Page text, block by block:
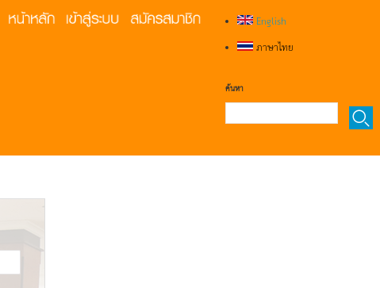
English
ภาษาไทย
ค้นหา